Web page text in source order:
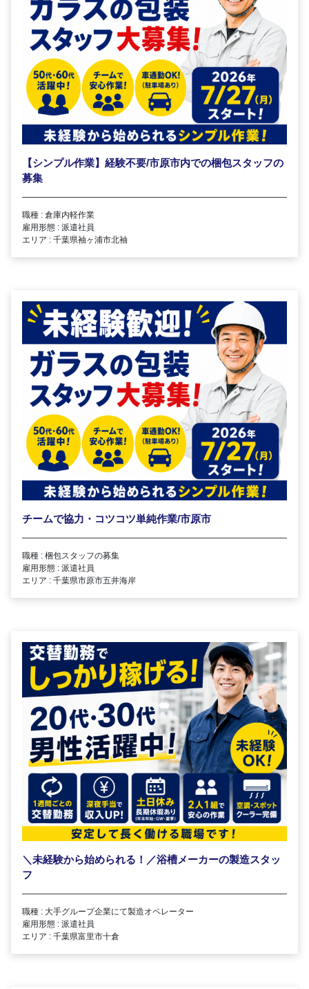
【シンプル作業】経験不要/市原市内での梱包スタッフの
募集
職種 : 倉庫内軽作業
雇用形態 : 派遣社員
エリア : 千葉県袖ヶ浦市北袖
チームで協力・コツコツ単純作業/市原市
職種 : 梱包スタッフの募集
雇用形態 : 派遣社員
エリア : 千葉県市原市五井海岸
＼未経験から始められる！／浴槽メーカーの製造スタッ
フ
職種 : 大手グループ企業にて製造オペレーター
雇用形態 : 派遣社員
エリア : 千葉県富里市十倉